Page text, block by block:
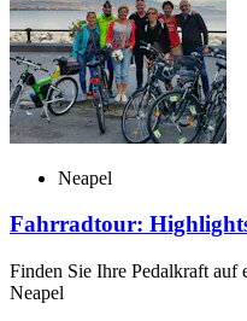
Neapel
Fahrradtour:
Finden Sie Ihre Pedalkraft auf
Neapel